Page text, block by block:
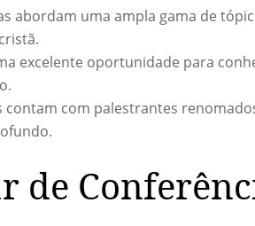
abordam uma ampla gama de
excelente oportunidade para
contam com palestrantes
de